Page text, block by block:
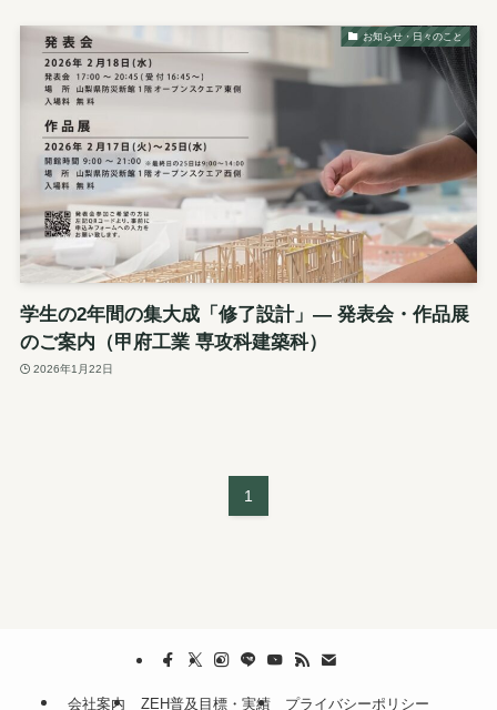
お知らせ・日々のこと
学生の2年間の集大成「修了設計」— 発表会・作品展
のご案内（甲府工業 専攻科建築科）
2026年1月22日
1
会社案内 ZEH普及目標・実績 プライバシーポリシー